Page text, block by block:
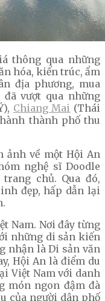
thông qua những
hóa, kiến trúc, ẩm
địa phương, mua
vượt qua những
Chiang Mai (Thái
thành phố thu
ảnh về một Hội An
nghệ sĩ Doodle
chủ. Qua đó,
đẹp, hấp dẫn lại
Nam. Nơi đây từng
những di sản kiến
nhận là Di sản văn
Hội An là điểm du
Việt Nam với danh
món ngon đậm đà
của người dân phố